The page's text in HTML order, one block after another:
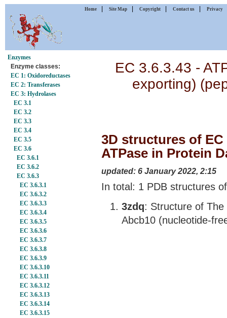
Home Site Map Copyright Contact us Privacy
Enzymes
Enzyme classes:
EC 1: Oxidoreductases
EC 2: Transferases
EC 3: Hydrolases
EC 3.1
EC 3.2
EC 3.3
EC 3.4
EC 3.5
EC 3.6
EC 3.6.1
EC 3.6.2
EC 3.6.3
EC 3.6.3.1
EC 3.6.3.2
EC 3.6.3.3
EC 3.6.3.4
EC 3.6.3.5
EC 3.6.3.6
EC 3.6.3.7
EC 3.6.3.8
EC 3.6.3.9
EC 3.6.3.10
EC 3.6.3.11
EC 3.6.3.12
EC 3.6.3.13
EC 3.6.3.14
EC 3.6.3.15
EC 3.6.3.43 -
exporting)
3D structures of
ATPase in Protein
updated: 6 January 2022, 2:15
In total: 1 PDB structures
3zdq: Structure of The
Abcb10 (nucleotide-